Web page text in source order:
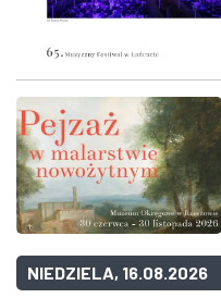
NIEDZIELA, 16.08.2026